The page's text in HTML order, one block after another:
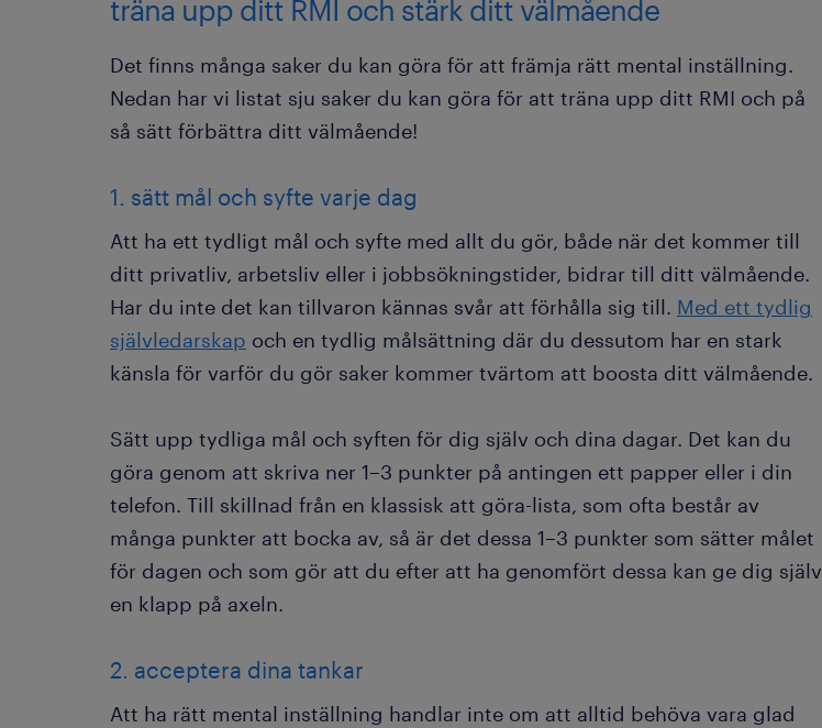
träna upp ditt RMI och stärk ditt välmående
Det finns många saker du kan göra för att främja rätt mental inställning.
Nedan har vi listat sju saker du kan göra för att träna upp ditt RMI och på
så sätt förbättra ditt välmående!
1. sätt mål och syfte varje dag
Att ha ett tydligt mål och syfte med allt du gör, både när det kommer till
ditt privatliv, arbetsliv eller i jobbsökningstider, bidrar till ditt välmående.
Har du inte det kan tillvaron kännas svår att förhålla sig till. Med ett tydlig
självledarskap och en tydlig målsättning där du dessutom har en stark
känsla för varför du gör saker kommer tvärtom att boosta ditt välmående.
Sätt upp tydliga mål och syften för dig själv och dina dagar. Det kan du
göra genom att skriva ner 1–3 punkter på antingen ett papper eller i din
telefon. Till skillnad från en klassisk att göra-lista, som ofta består av
många punkter att bocka av, så är det dessa 1–3 punkter som sätter målet
för dagen och som gör att du efter att ha genomfört dessa kan ge dig själv
en klapp på axeln.
2. acceptera dina tankar
Att ha rätt mental inställning handlar inte om att alltid behöva vara glad